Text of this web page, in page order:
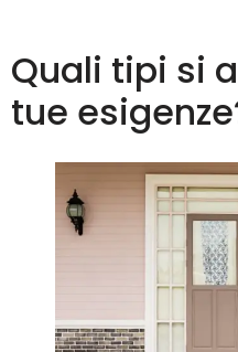
Quali tipi si
tue